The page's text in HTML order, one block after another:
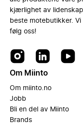
kjærlighet av
beste motebutikker.
følg oss!
Om Miinto
Om miinto.no
Jobb
Bli en del av Miinto
Brands